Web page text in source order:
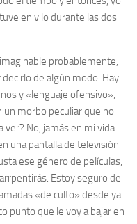
en vilo durante las dos
probablemente,
de algún modo. Hay
y «lenguaje ofensivo»,
un morbo peculiar que no
ver? No, jamás en mi vida.
una pantalla de televisión
ese género de películas,
Estoy seguro de
«de culto» desde ya.
punto que le voy a bajar en